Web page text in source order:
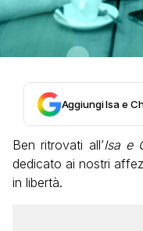
Aggiungi Isa e
Ben ritrovati all’Isa e
dedicato ai nostri
in libertà.